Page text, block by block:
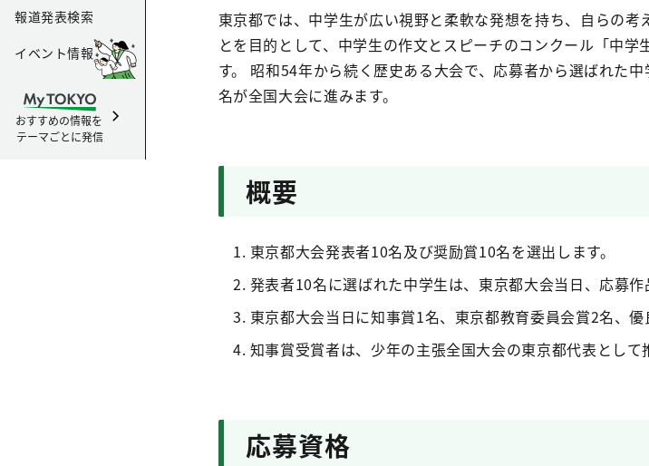
報道発表検索
イベント情報
おすすめの情報を
テーマごとに発信
東京都では、中学生が広い視野と柔軟な発想を持ち、自らの
とを目的として、中学生の作文とスピーチのコンクール「中学
す。 昭和54年から続く歴史ある大会で、応募者から選ばれた
名が全国大会に進みます。
概要
東京都大会発表者10名及び奨励賞10名を選出します。
発表者10名に選ばれた中学生は、東京都大会当日、応募作
東京都大会当日に知事賞1名、東京都教育委員会賞2名、優
知事賞受賞者は、少年の主張全国大会の東京都代表として
応募資格